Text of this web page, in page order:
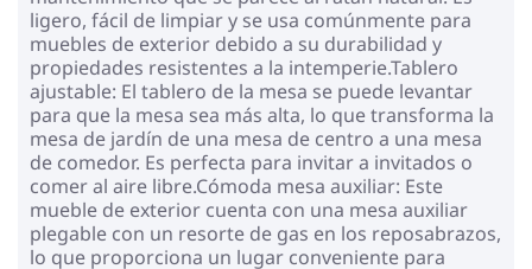
ligero, fácil de limpiar y se usa comúnmente para
muebles de exterior debido a su durabilidad y
propiedades resistentes a la intemperie.Tablero
ajustable: El tablero de la mesa se puede levantar
para que la mesa sea más alta, lo que transforma la
mesa de jardín de una mesa de centro a una mesa
de comedor. Es perfecta para invitar a invitados o
comer al aire libre.Cómoda mesa auxiliar: Este
mueble de exterior cuenta con una mesa auxiliar
plegable con un resorte de gas en los reposabrazos,
lo que proporciona un lugar conveniente para